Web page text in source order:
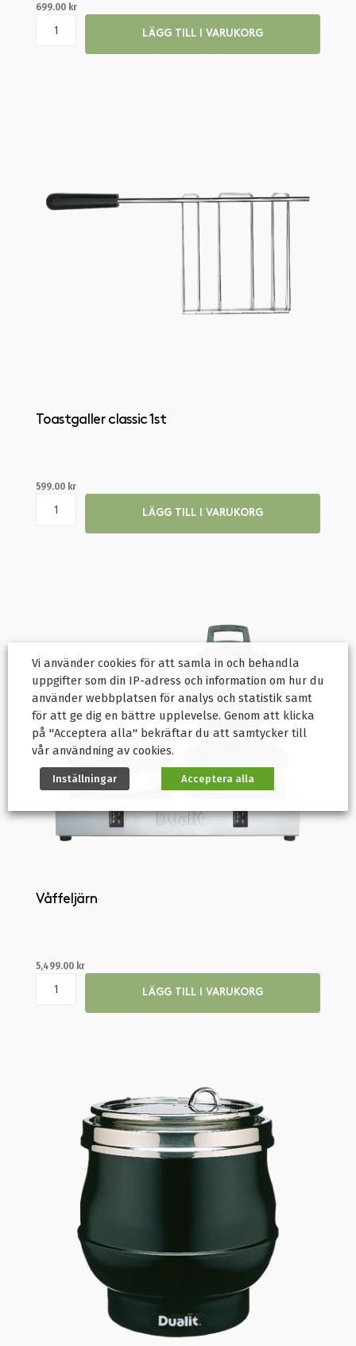
699.00 kr
LÄGG TILL I VARUKORG
Toastgaller classic 1st
599.00 kr
LÄGG TILL I VARUKORG
Våffeljärn
5,499.00 kr
LÄGG TILL I VARUKORG
Vi använder cookies för att samla in och behandla
uppgifter som din IP-adress och information om hur du
använder webbplatsen för analys och statistik samt
för att ge dig en bättre upplevelse. Genom att klicka
på "Acceptera alla" bekräftar du att samtycker till
vår användning av cookies.
Inställningar Acceptera alla